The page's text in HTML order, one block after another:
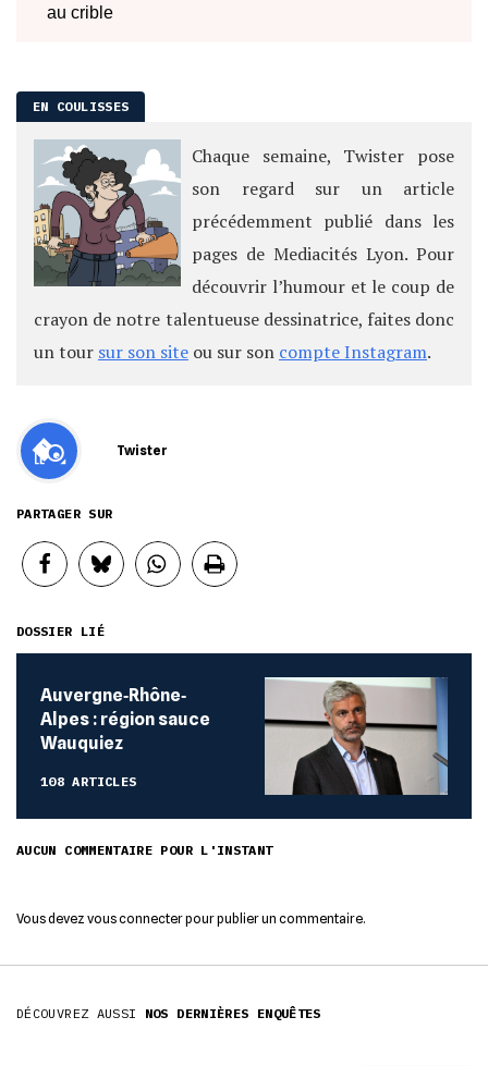
Chaque semaine, Twister pose
son regard sur un article
précédemment publié dans les
pages de Mediacités Lyon. Pour
découvrir l’humour et le coup de
crayon de notre talentueuse dessinatrice, faites donc
un tour sur son site ou sur son compte Instagram.
Twister
PARTAGER SUR
DOSSIER LIÉ
Auvergne‐Rhône‐
Alpes : région sauce
Wauquiez
108 ARTICLES
AUCUN COMMENTAIRE POUR L'INSTANT
Vous devez vous connecterpour publier un commentaire.
DÉCOUVREZ AUSSI NOS DERNIÈRES ENQUÊTES